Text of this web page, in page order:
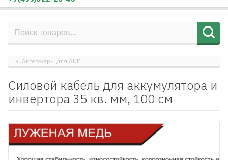
Аксессуары для АКБ
Силовой кабель для аккумулятора и
инвертора 35 кв. мм, 100 см